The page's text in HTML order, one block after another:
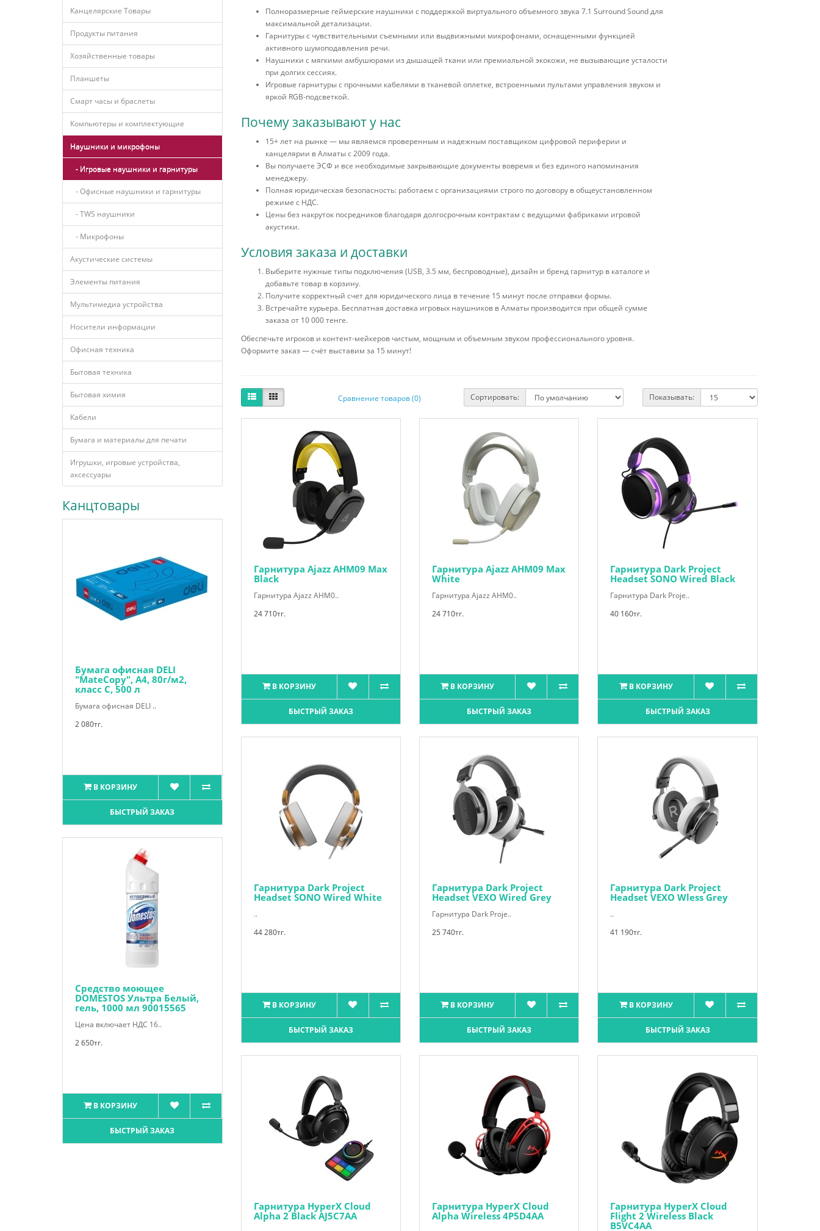
Канцелярские Товары
Продукты питания
Хозяйственные товары
Планшеты
Смарт часы и браслеты
Компьютеры и комплектующие
Наушники и микрофоны
- Игровые наушники и гарнитуры
- Офисные наушники и гарнитуры
- TWS наушники
- Микрофоны
Акустические системы
Элементы питания
Мультимедиа устройства
Носители информации
Офисная техника
Бытовая техника
Бытовая химия
Кабели
Бумага и материалы для печати
Игрушки, игровые устройства,
аксессуары
Канцтовары
Бумага офисная DELI
"MateCopy", А4, 80г/м2,
класс С, 500 л
Бумага офисная DELI ..
2 080тг.
В КОРЗИНУ
БЫСТРЫЙ ЗАКАЗ
Средство моющее
DOMESTOS Ультра Белый,
гель, 1000 мл 90015565
Цена включает НДС 16..
2 650тг.
В КОРЗИНУ
БЫСТРЫЙ ЗАКАЗ
Полноразмерные геймерские наушники с поддержкой виртуального объемного звука 7.1 Surround Sound для
максимальной детализации.
Гарнитуры с чувствительными съемными или выдвижными микрофонами, оснащенными функцией
активного шумоподавления речи.
Наушники с мягкими амбушюрами из дышащей ткани или премиальной экокожи, не вызывающие усталости
при долгих сессиях.
Игровые гарнитуры с прочными кабелями в тканевой оплетке, встроенными пультами управления звуком и
яркой RGB-подсветкой.
Почему заказывают у нас
15+ лет на рынке — мы являемся проверенным и надежным поставщиком цифровой периферии и
канцелярии в Алматы с 2009 года.
Вы получаете ЭСФ и все необходимые закрывающие документы вовремя и без единого напоминания
менеджеру.
Полная юридическая безопасность: работаем с организациями строго по договору в общеустановленном
режиме с НДС.
Цены без накруток посредников благодаря долгосрочным контрактам с ведущими фабриками игровой
акустики.
Условия заказа и доставки
Выберите нужные типы подключения (USB, 3.5 мм, беспроводные), дизайн и бренд гарнитур в каталоге и
добавьте товар в корзину.
Получите корректный счет для юридического лица в течение 15 минут после отправки формы.
Встречайте курьера. Бесплатная доставка игровых наушников в Алматы производится при общей сумме
заказа от 10 000 тенге.
Обеспечьте игроков и контент-мейкеров чистым, мощным и объемным звуком профессионального уровня.
Оформите заказ — счёт выставим за 15 минут!
Сравнение товаров (0) Сортировать: Показывать:
Гарнитура Ajazz AHM09 Max
Black
Гарнитура Ajazz AHM0..
24 710тг.
В КОРЗИНУ
БЫСТРЫЙ ЗАКАЗ
Гарнитура Ajazz AHM09 Max
White
Гарнитура Ajazz AHM0..
24 710тг.
В КОРЗИНУ
БЫСТРЫЙ ЗАКАЗ
Гарнитура Dark Project
Headset SONO Wired Black
Гарнитура Dark Proje..
40 160тг.
В КОРЗИНУ
БЫСТРЫЙ ЗАКАЗ
Гарнитура Dark Project
Headset SONO Wired White
..
44 280тг.
В КОРЗИНУ
БЫСТРЫЙ ЗАКАЗ
Гарнитура Dark Project
Headset VEXO Wired Grey
Гарнитура Dark Proje..
25 740тг.
В КОРЗИНУ
БЫСТРЫЙ ЗАКАЗ
Гарнитура Dark Project
Headset VEXO Wless Grey
..
41 190тг.
В КОРЗИНУ
БЫСТРЫЙ ЗАКАЗ
Гарнитура HyperX Cloud
Alpha 2 Black AJ5C7AA
Гарнитура HyperX Cloud
Alpha Wireless 4P5D4AA
Гарнитура HyperX Cloud
Flight 2 Wireless Black
B5VC4AA